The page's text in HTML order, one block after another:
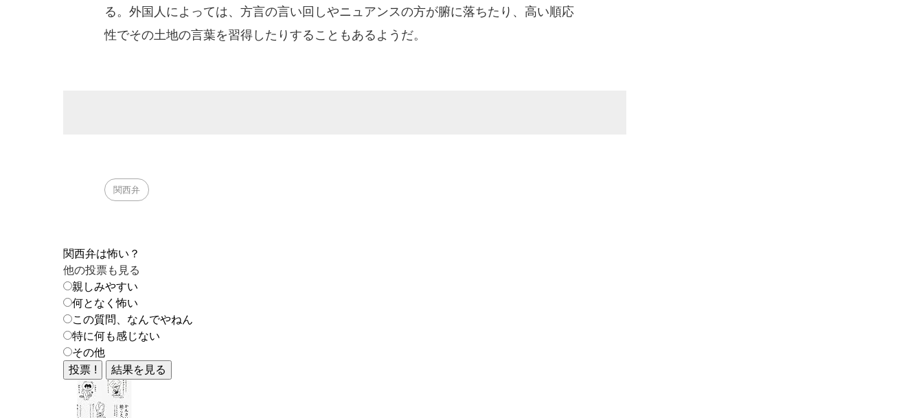
る。外国人によっては、方言の言い回しやニュアンスの方が腑に落ちたり、高い順応
性でその土地の言葉を習得したりすることもあるようだ。
関西弁
関西弁は怖い？
他の投票も見る
親しみやすい
何となく怖い
この質問、なんでやねん
特に何も感じない
その他